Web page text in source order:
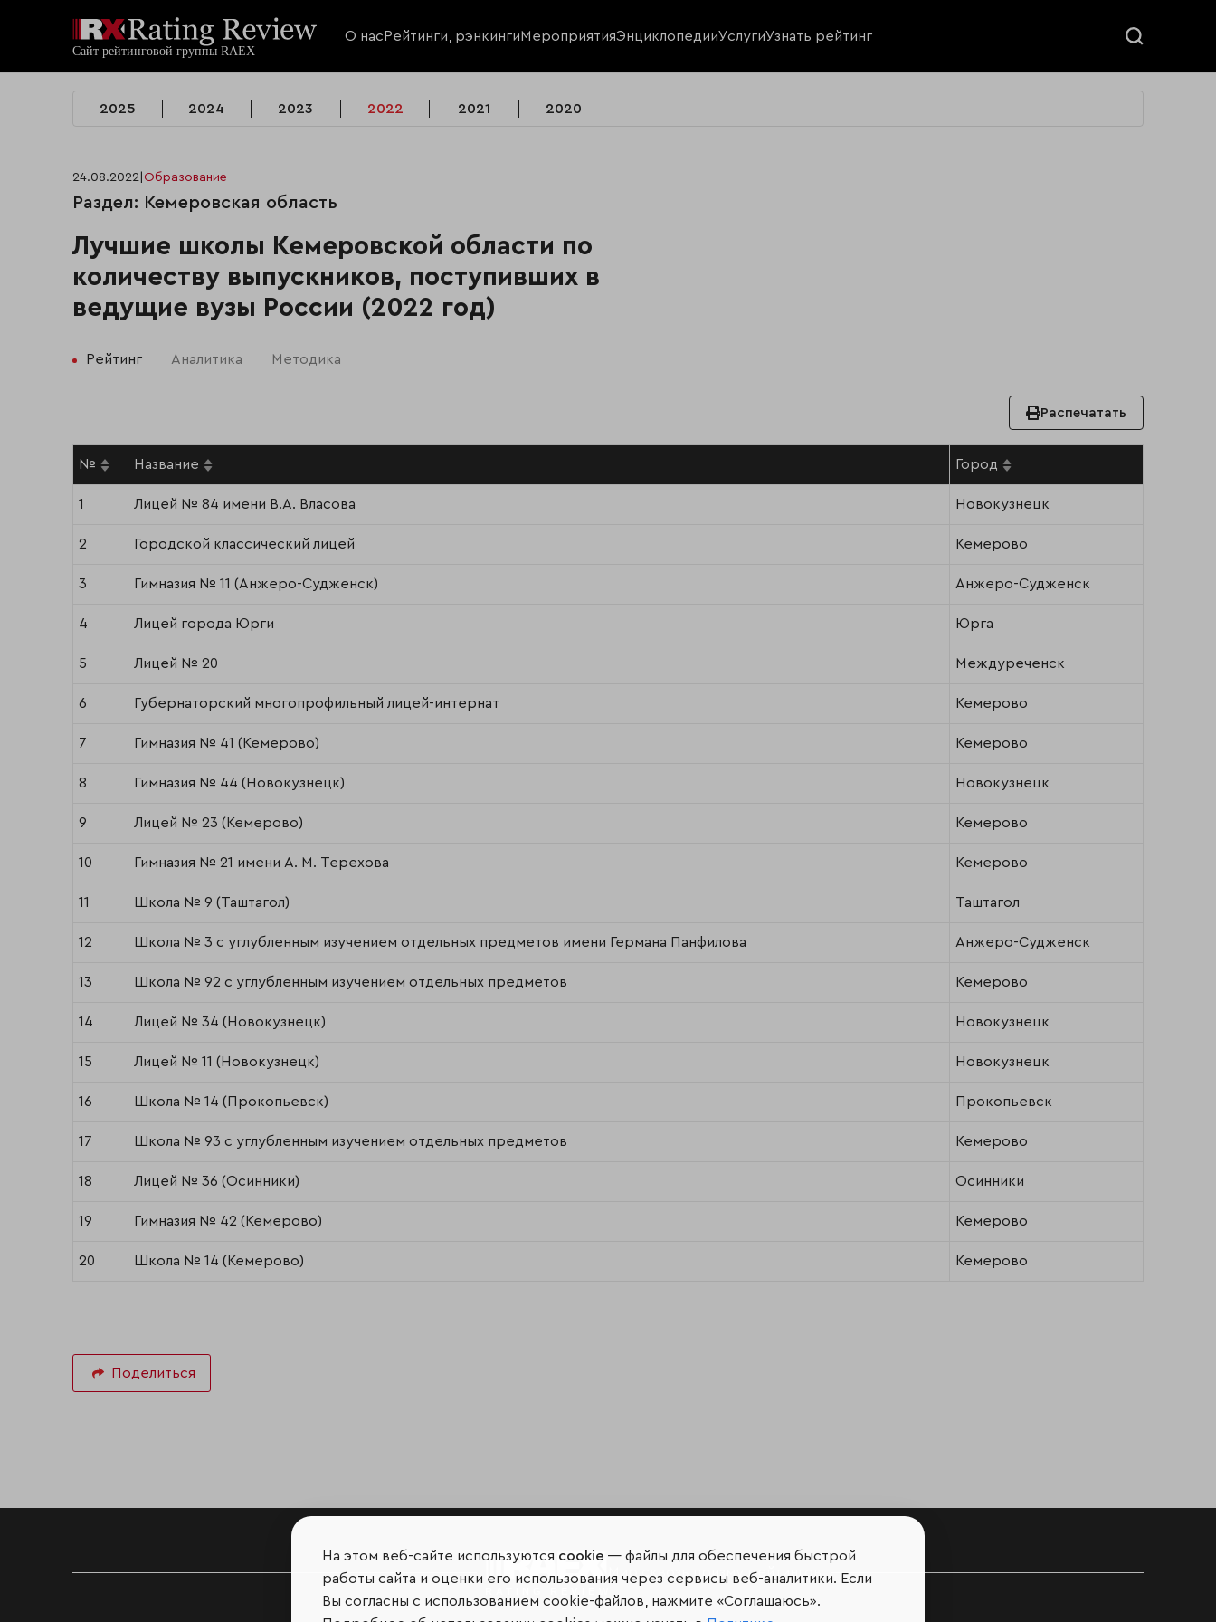
О нас Рейтинги, рэнкингиМероприятияЭнциклопедииУслугиУзнать рейтинг
2025 2024 2023 2022 2021 2020
24.08.2022 Образование
Раздел: Кемеровская область
Лучшие школы Кемеровской области по
количеству выпускников, поступивших в
ведущие вузы России (2022 год)
Рейтинг Аналитика Методика
Распечатать
№ Название Город
1 Лицей № 84 имени В.А. Власова Новокузнецк
2 Городской классический лицей Кемерово
3 Гимназия № 11 (Анжеро-Судженск) Анжеро-Судженск
4 Лицей города Юрги Юрга
5 Лицей № 20 Междуреченск
6 Губернаторский многопрофильный лицей-интернат Кемерово
7 Гимназия № 41 (Кемерово) Кемерово
8 Гимназия № 44 (Новокузнецк) Новокузнецк
9 Лицей № 23 (Кемерово) Кемерово
10 Гимназия № 21 имени А. М. Терехова Кемерово
11 Школа № 9 (Таштагол) Таштагол
12 Школа № 3 с углубленным изучением отдельных предметов имени Германа Панфилова Анжеро-Судженск
13 Школа № 92 с углубленным изучением отдельных предметов Кемерово
14 Лицей № 34 (Новокузнецк) Новокузнецк
15 Лицей № 11 (Новокузнецк) Новокузнецк
16 Школа № 14 (Прокопьевск) Прокопьевск
17 Школа № 93 с углубленным изучением отдельных предметов Кемерово
18 Лицей № 36 (Осинники) Осинники
19 Гимназия № 42 (Кемерово) Кемерово
20 Школа № 14 (Кемерово) Кемерово
Поделиться
Мир сквозь призму рейтингов
На этом веб-сайте используются cookie — файлы для обеспечения быстрой
работы сайта и оценки его использования через сервисы веб-аналитики. Если
Вы согласны с использованием cookie-файлов, нажмите «Соглашаюсь».